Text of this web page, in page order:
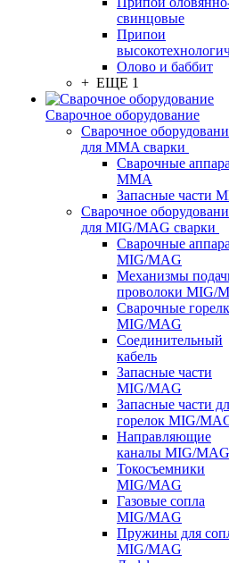
свинцовые
Припои
Олово и баббит
+ ЕЩЕ 1
Сварочное оборудование
Сварочное
для MMA сварки
Сварочные
MMA
Запасные части
Сварочное
для MIG/MAG сварки
Сварочные
MIG/MAG
Механизмы
проволоки MIG/
Сварочные
MIG/MAG
Соединительный
кабель
Запасные части
MIG/MAG
Запасные части
горелок MIG/
Направляющие
каналы MIG/MAG
Токосъемники
MIG/MAG
Газовые сопла
MIG/MAG
Пружины для
MIG/MAG